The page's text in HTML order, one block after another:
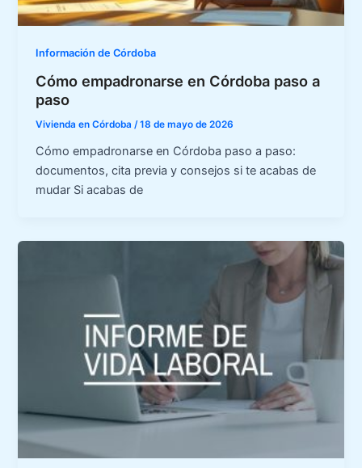
Información de Córdoba
Cómo empadronarse en Córdoba paso a
paso
Vivienda en Córdoba/18 de mayo de 2026
Cómo empadronarse en Córdoba paso a paso:
documentos, cita previa y consejos si te acabas de
mudar Si acabas de